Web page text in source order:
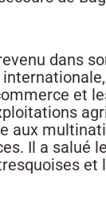
dans
et
aux
Il a salué
et